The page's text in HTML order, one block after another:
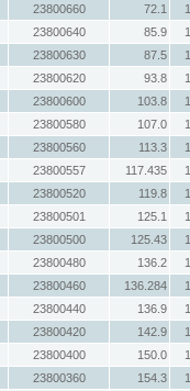
23800660 72.1
23800640 85.9
23800630 87.5
23800620 93.8
23800600 103.8
23800580 107.0
23800560 113.3
23800557 117.435
23800520 119.8
23800501 125.1
23800500 125.43
23800480 136.2
23800460 136.284
23800440 136.9
23800420 142.9
23800400 150.0
23800360 154.3